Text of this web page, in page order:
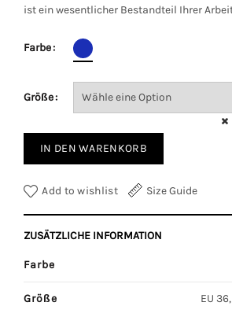
ist ein wesentlicher Bestandteil Ihrer
Farbe
Größe
IN DEN WARENKORB
Add to wishlist Size Guide
ZUSÄTZLICHE INFORMATION
Farbe
Größe EU